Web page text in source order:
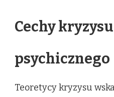
Cechy kryzysu
psychicznego
Teoretycy kryzysu